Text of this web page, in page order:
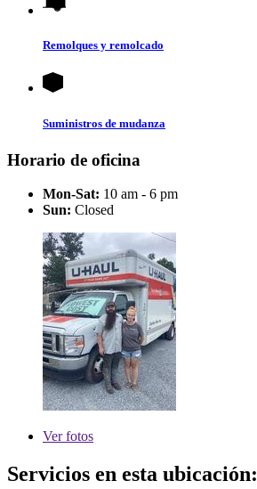
Remolques y remolcado
Suministros de mudanza
Horario de oficina
Mon-Sat: 10 am - 6 pm
Sun: Closed
Verfotos
Servicios en esta ubicación: